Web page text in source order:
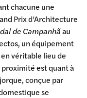
chacune une
Prix d’Architecture
de Campanhãau
un équipement
véritable lieu de
proximité est quant à
conçue par
se